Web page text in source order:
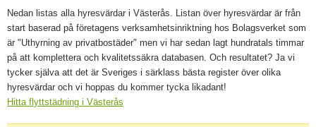
Nedan listas alla hyresvärdar i Västerås. Listan över hyresvärdar är från
start baserad på företagens verksamhetsinriktning hos Bolagsverket som
är "Uthyrning av privatbostäder" men vi har sedan lagt hundratals timmar
på att komplettera och kvalitetssäkra databasen. Och resultatet? Ja vi
tycker själva att det är Sveriges i särklass bästa register över olika
hyresvärdar och vi hoppas du kommer tycka likadant!
Hitta flyttstädning i Västerås